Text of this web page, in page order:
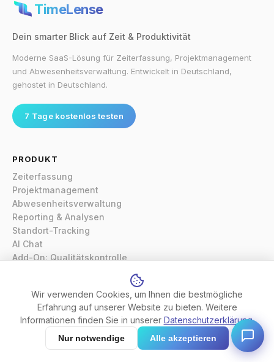
TimeLense
Dein smarter Blick auf Zeit & Produktivität
Moderne SaaS-Lösung für Zeiterfassung, Projektmanagement
und Abwesenheitsverwaltung. Entwickelt in Deutschland,
gehostet in Deutschland.
7 Tage kostenlos testen
PRODUKT
Zeiterfassung
Projektmanagement
Abwesenheitsverwaltung
Reporting & Analysen
Standort-Tracking
AI Chat
Add-On: Qualitätskontrolle
RESSOURCEN
Zur App
Wir verwenden Cookies, um Ihnen die bestmögliche
Erfahrung auf unserer Website zu bieten. Weitere
Informationen finden Sie in unserer Datenschutzerklärung.
Nur notwendige Alle akzeptieren